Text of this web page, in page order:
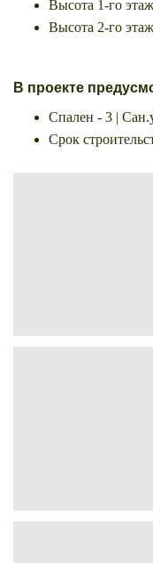
Высота 1-го
Высота 2-го
В проекте
Спален - 3 |
Срок